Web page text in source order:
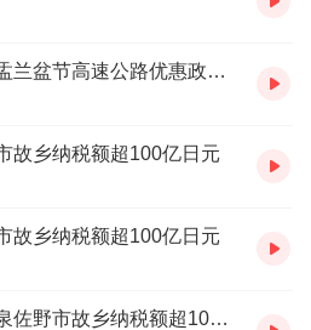
第3季 Day1 中日文对照 盂兰盆节高速公路优惠政策变化
故乡纳税额超100亿日元
故乡纳税额超100亿日元
第3季 Day2 中日文对照 泉佐野市故乡纳税额超100亿日元